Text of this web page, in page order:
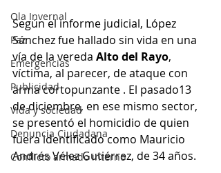
Ola Invernal
Paz
Emergencias
Publicidad
Vida y sociedad
Denuncia Ciudadana
Conflicto armado interno
Según el informe judicial, López
Sánchez fue hallado sin vida en una
vía de la vereda Alto del Rayo,
víctima, al parecer, de ataque con
arma cortopunzante . El pasado13
de diciembre, en ese mismo sector,
se presentó el homicidio de quien
fuera identificado como Mauricio
Andrés Vélez Gutiérrez, de 34 años.